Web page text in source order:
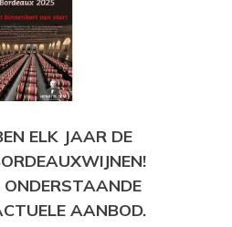
ELK JAAR DE
ONDERSTAANDE
AANBOD.